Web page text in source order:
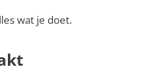
wat je doet.